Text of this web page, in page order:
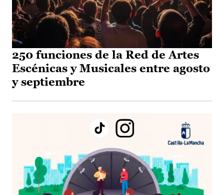
250 funciones de la Red de Artes
Escénicas y Musicales entre agosto
y septiembre